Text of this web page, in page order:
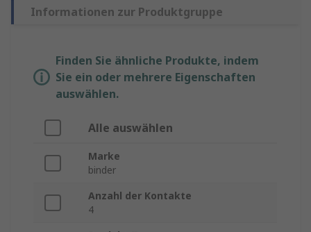
Informationen zur Produktgruppe
Finden Sie ähnliche Produkte, indem
Sie ein oder mehrere Eigenschaften
auswählen.
Alle auswählen
Marke
binder
Anzahl der Kontakte
4